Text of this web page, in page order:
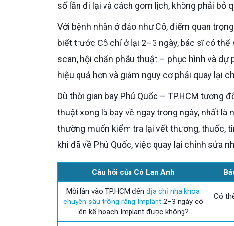
số lần đi lại và cách gom lịch, không phải bỏ
Với bệnh nhân ở đảo như Cô, điểm quan trọng là chuẩn bị trước khi bay vào TP.HCM. Nếu phòng khám
biết trước Cô chỉ ở lại 2–3 ngày, bác sĩ có
scan, hội chẩn phẫu thuật – phục hình và dự
hiệu quả hơn và giảm nguy cơ phải quay lại
Dù thời gian bay Phú Quốc – TP.HCM tương đối ngắn, Cô vẫn không nên đặt lịch quá sát kiểu vừa phẫu
thuật xong là bay về ngay trong ngày, nhất
thường muốn kiểm tra lại vết thương, thuốc,
khi đã về Phú Quốc, việc quay lại chỉnh sửa
Câu hỏi của Cô Lan Anh
Mỗi lần vào TP.HCM đến địa chỉ nha khoa
chuyên sâu trồng răng Implant2–3 ngày có
lên kế hoạch Implant được không?
Có